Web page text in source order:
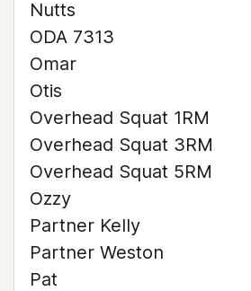
Nutts
ODA 7313
Omar
Otis
Overhead Squat 1RM
Overhead Squat 3RM
Overhead Squat 5RM
Ozzy
Partner Kelly
Partner Weston
Pat